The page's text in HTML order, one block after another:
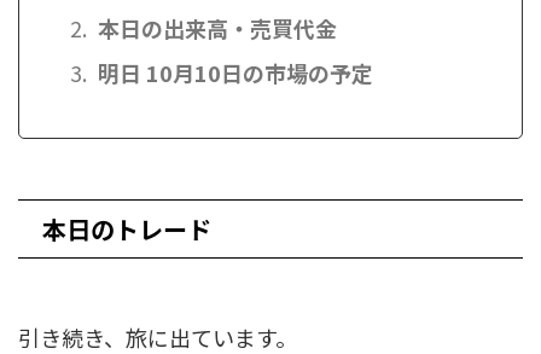
本日の出来高・売買代金
明日 10月10日の市場の予定
本日のトレード
引き続き、旅に出ています。